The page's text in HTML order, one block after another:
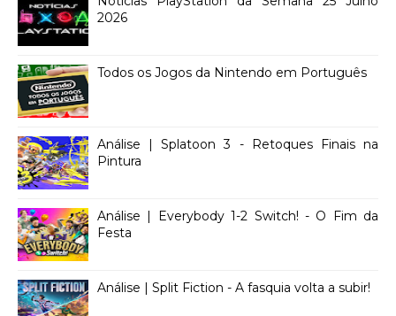
2026
Todos os Jogos da Nintendo em Português
Análise | Splatoon 3 - Retoques Finais na
Pintura
Análise | Everybody 1-2 Switch! - O Fim da
Festa
Análise | Split Fiction - A fasquia volta a subir!